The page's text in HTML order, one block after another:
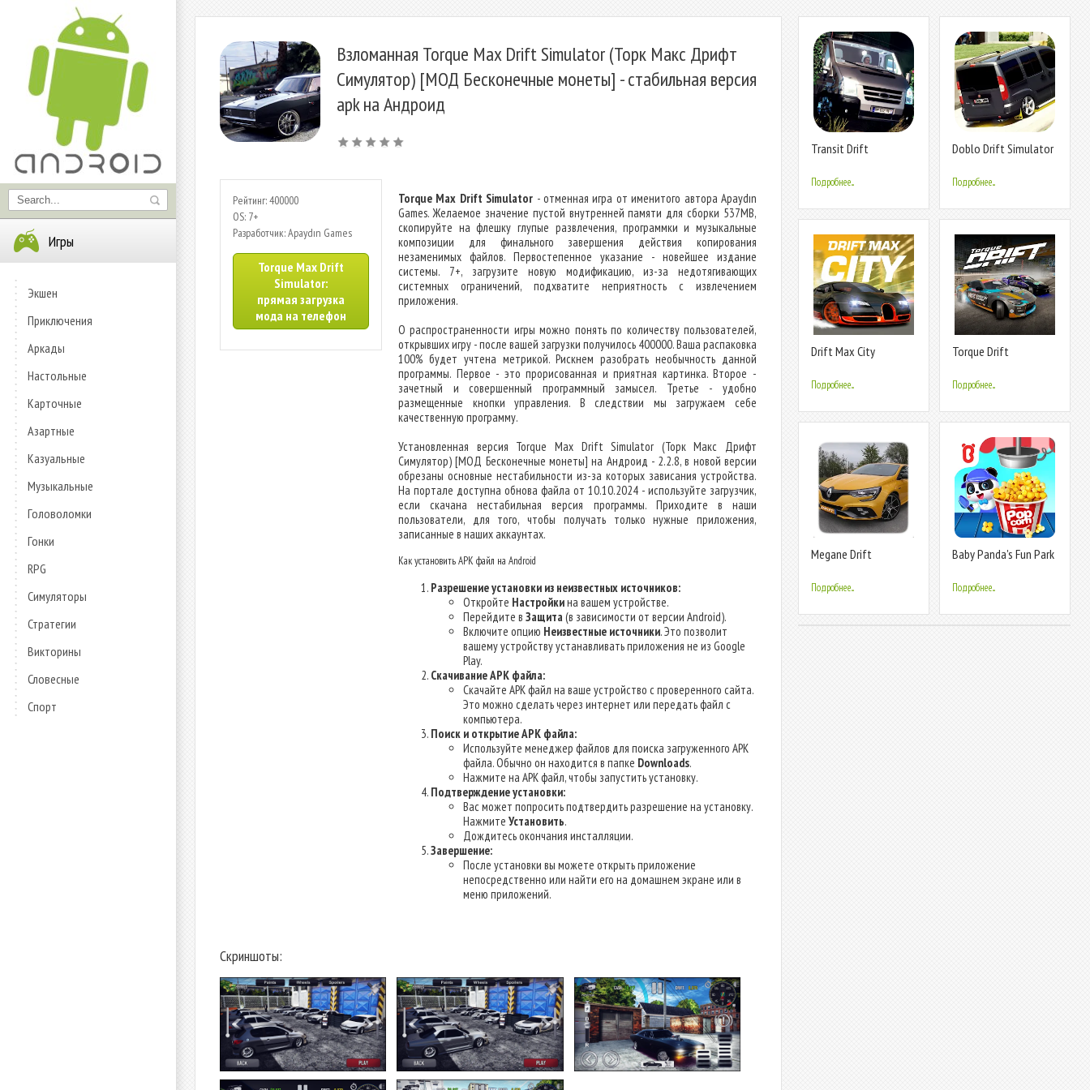
Игры
Экшен
Приключения
Аркады
Настольные
Карточные
Азартные
Казуальные
Музыкальные
Головоломки
Гонки
RPG
Симуляторы
Стратегии
Викторины
Словесные
Спорт
Взломанная Torque Max Drift Simulator (Торк Макс Дрифт
Симулятор) [МОД Бесконечные монеты] - стабильная версия
apk на Андроид
Рейтинг: 400000
OS: 7+
Разработчик: Apaydın Games
Torque Max Drift
Simulator:
прямая загрузка
мода на телефон
Torque Max Drift Simulator - отменная игра от именитого автора Apaydın
Games. Желаемое значение пустой внутренней памяти для сборки 537MB,
скопируйте на флешку глупые развлечения, программки и музыкальные
композиции для финального завершения действия копирования
незаменимых файлов. Первостепенное указание - новейшее издание
системы. 7+, загрузите новую модификацию, из-за недотягивающих
системных ограничений, подхватите неприятность с извлечением
приложения.
О распространенности игры можно понять по количеству пользователей,
открывших игру - после вашей загрузки получилось 400000. Ваша распаковка
100% будет учтена метрикой. Рискнем разобрать необычность данной
программы. Первое - это прорисованная и приятная картинка. Второе -
зачетный и совершенный программный замысел. Третье - удобно
размещенные кнопки управления. В следствии мы загружаем себе
качественную программу.
Установленная версия Torque Max Drift Simulator (Торк Макс Дрифт
Симулятор) [МОД Бесконечные монеты] на Андроид - 2.2.8, в новой версии
обрезаны основные нестабильности из-за которых зависания устройства.
На портале доступна обнова файла от 10.10.2024 - используйте загрузчик,
если скачана нестабильная версия программы. Приходите в наши
пользователи, для того, чтобы получать только нужные приложения,
записанные в наших аккаунтах.
Как установить APK файл на Android
Разрешение установки из неизвестных источников:
Откройте Настройкина вашем устройстве.
Перейдите в Защита(в зависимости от версии Android).
Включите опцию Неизвестные источники. Это позволит
вашему устройству устанавливать приложения не из Google
Play.
Скачивание APK файла:
Скачайте APK файл на ваше устройство с проверенного сайта.
Это можно сделать через интернет или передать файл с
компьютера.
Поиск и открытие APK файла:
Используйте менеджер файлов для поиска загруженного APK
файла. Обычно он находится в папке Downloads.
Нажмите на APK файл, чтобы запустить установку.
Подтверждение установки:
Вас может попросить подтвердить разрешение на установку.
Нажмите Установить.
Дождитесь окончания инсталляции.
Завершение:
После установки вы можете открыть приложение
непосредственно или найти его на домашнем экране или в
меню приложений.
Скриншоты:
Transit Drift
Подробнее...
Doblo Drift Simulator
Подробнее...
Drift Max City
Подробнее...
Torque Drift
Подробнее...
Megane Drift
Подробнее...
Baby Panda's Fun Park
Подробнее...